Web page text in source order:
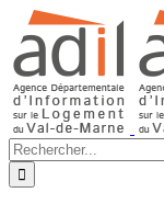
Passer
au
contenu
Rechercher: